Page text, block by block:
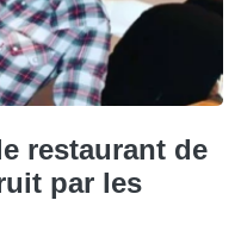
restaurant de
par les